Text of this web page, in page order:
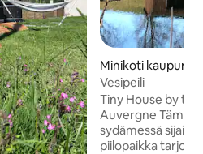
Minikoti
Vesipeili
Tiny House by the
Auvergne Tämä Auvergnen maaseudun
sydämessä
piilopaikka